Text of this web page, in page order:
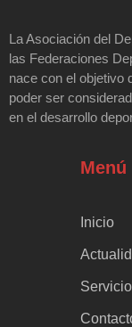
La Asociación del
las Federaciones
nace con el objetivo
poder ser
en el desarrollo
Menú
Inicio